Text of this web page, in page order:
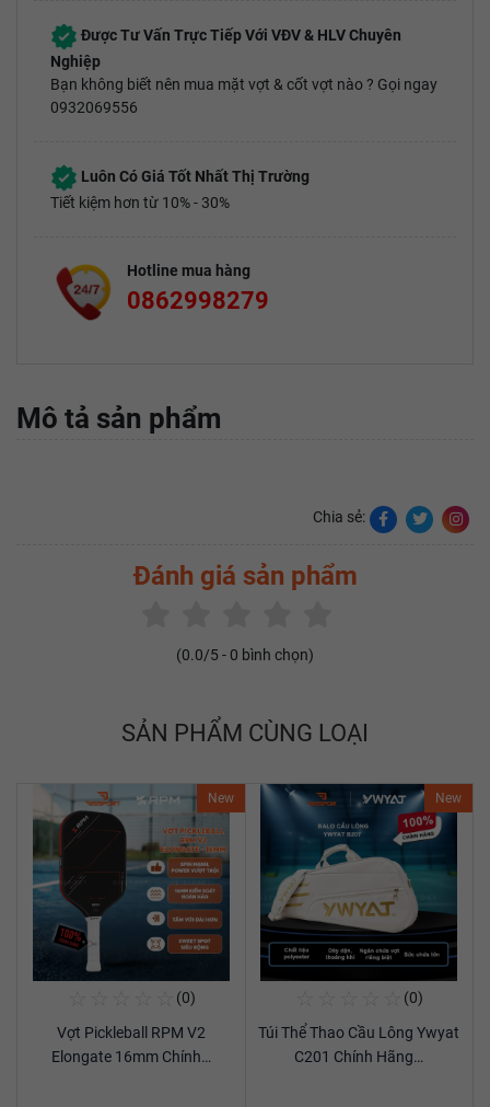
Được Tư Vấn Trực Tiếp Với VĐV & HLV Chuyên
Nghiệp
Bạn không biết nên mua mặt vợt & cốt vợt nào ? Gọi ngay
0932069556
Luôn Có Giá Tốt Nhất Thị Trường
Tiết kiệm hơn từ 10% - 30%
Hotline mua hàng
0862998279
Mô tả sản phẩm
Chia sẻ:
Đánh giá sản phẩm
(0.0/5 - 0 bình chọn)
SẢN PHẨM CÙNG LOẠI
New
(0)
Vợt Pickleball RPM V2
Elongate 16mm Chính…
New
(0)
Túi Thể Thao Cầu Lông Ywyat
C201 Chính Hãng…